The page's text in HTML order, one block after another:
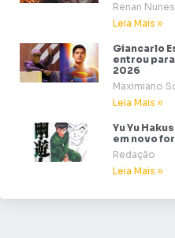
Renan Nunes
Leia Mais »
Giancarlo
entrou
2026
Maximiano
Leia Mais »
Yu Yu
em novo
Redação
Leia Mais »